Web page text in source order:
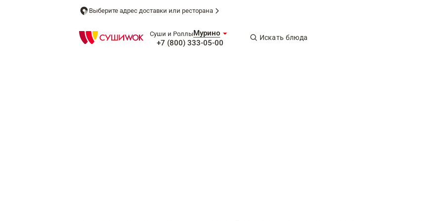
Выберите адрес доставки или ресторана
Суши и РоллыМурино
+7 (800) 333-05-00
Искать блюда